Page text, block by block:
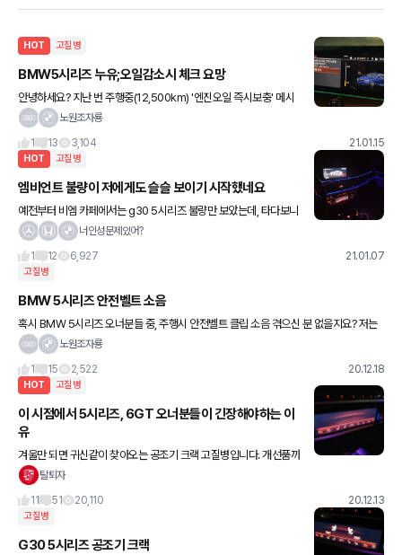
HOT 고질병
BMW5시리즈 누유;오일감소시 체크 요망
안녕하세요? 지난 번 주행중(12,500km) '엔진오일 즉시보충' 메시
지가 떴었죠. 서비스센터 점검결과, 누유가 발견되었네요. 에어덕트노원조자룡
1
13 3,104 21.01.15
HOT 고질병
엠비언트 불량이 저에게도 슬슬 보이기 시작했네요
예전부터 비엠 카페에서는 g30 5시리즈 불량만 보았는데, 타다보니
결국 저도 당첨이네요 ㅋ 혹시나 해서 bmw 공식 인증 중고차 웹사
너인성문제있어?
1
12 6,927 21.01.07
고질병
BMW 5시리즈 안전벨트 소음
혹시 BMW 5시리즈 오너분들 중, 주행시 안전벨트 클립 소음 겪으신 분 없을지요? 저는
어느새부터인지 달릴 때, 조수석에서 달그락 소리가 간혹씩.... 그래서, 카페 등 상당량의
노원조자룡
1
15 2,522 20.12.18
HOT 고질병
이 시점에서 5시리즈, 6GT 오너분들이 긴장해야하는 이
유
겨울만 되면 귀신같이 찾아오는 공조기 크랙 고질병입니다. 개선품까
지 나왔지만 개선품도 똑같이 크랙나는건 함정 제 지인 18년식 5시
라
탈퇴자
11
51 20,110 20.12.13
고질병
G30 5시리즈 공조기 크랙